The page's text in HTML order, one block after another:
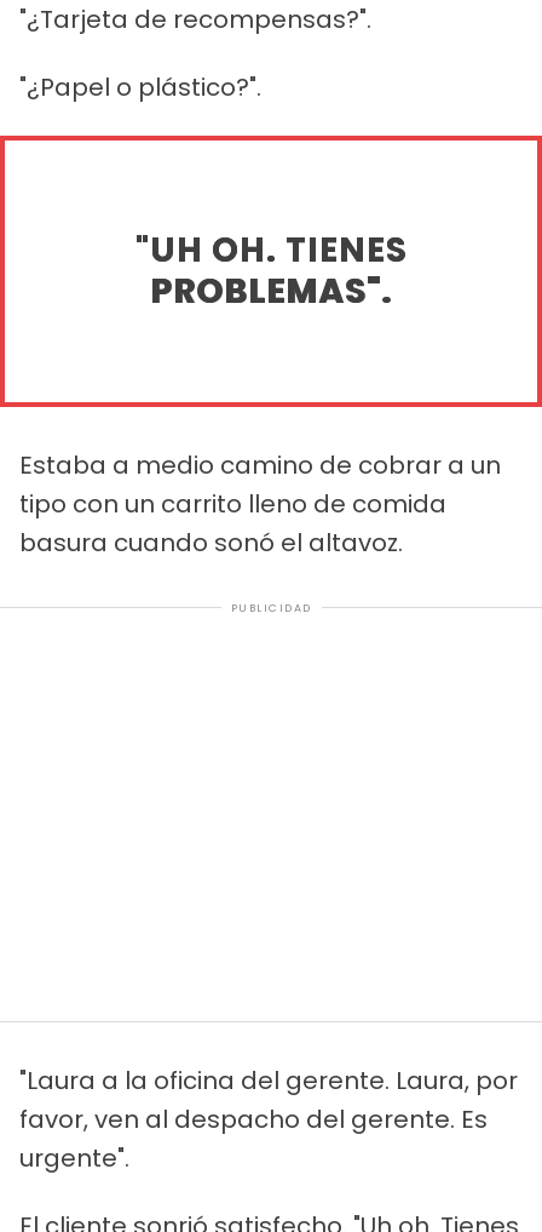
"¿Tarjeta de recompensas?".
"¿Papel o plástico?".
"UH OH. TIENES
PROBLEMAS".
Estaba a medio camino de cobrar a un
tipo con un carrito lleno de comida
basura cuando sonó el altavoz.
PUBLICIDAD
"Laura a la oficina del gerente. Laura, por
favor, ven al despacho del gerente. Es
urgente".